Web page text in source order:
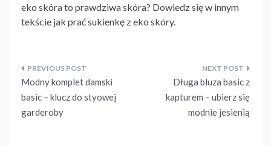
eko skóra to prawdziwa skóra? Dowiedz się w innym
tekście jak prać sukienkę z eko skóry.
Nawigacja
wpisu
Modny komplet damski
basic – klucz do styowej
garderoby
Długa bluza basic z
kapturem – ubierz się
modnie jesienią